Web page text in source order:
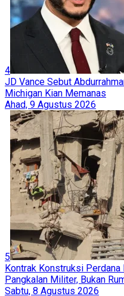
4
JD Vance Sebut
Michigan Kian Memanas
Ahad, 9 Agustus 2026
5
Kontrak Konstruksi
Pangkalan Militer, Bukan
Sabtu, 8 Agustus 2026